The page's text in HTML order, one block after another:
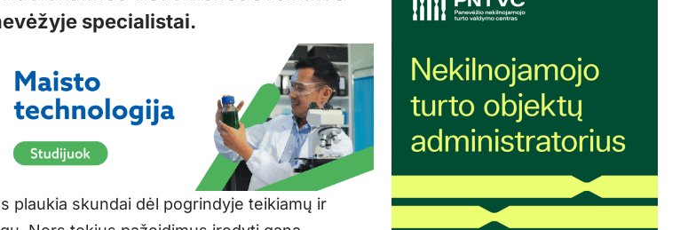
specialistai.
plaukia skundai dėl pogrindyje teikiamų ir